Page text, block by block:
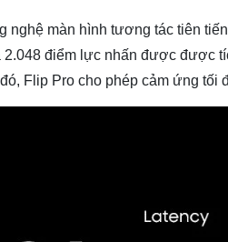
nghệ màn hình tương tác tiên
2.048 điểm lực nhấn được được
Flip Pro cho phép cảm ứng